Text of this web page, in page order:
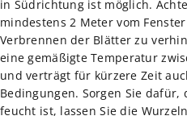
in Südrichtung ist möglich.
mindestens 2 Meter vom
Verbrennen der Blätter zu
eine gemäßigte Temperatur
und verträgt für kürzere Zeit
Bedingungen. Sorgen Sie
feucht ist, lassen Sie die